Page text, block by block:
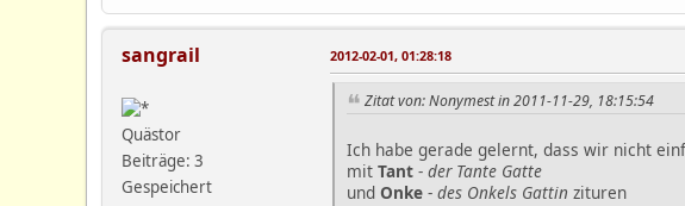
sangrail
Quästor
Beiträge: 3
Gespeichert
2012-02-01, 01:28:18
Zitat von: Nonymest in 2011-11-29, 18:15:54
Ich habe gerade gelernt, dass wir nicht
mit Tant - der Tante Gatte
und Onke - des Onkels Gattin zituren